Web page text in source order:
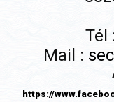
Tél
Mail :
https://